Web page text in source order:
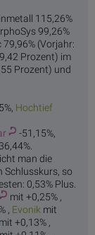
115,26%
99,26%
(Vorjahr:
Prozent) im
Prozent) und
Hochtief
-51,15%,
man die
Schlusskurs, so
0,53% Plus.
mit +0,25% ,
, Evonik mit
mit +0,13% ,